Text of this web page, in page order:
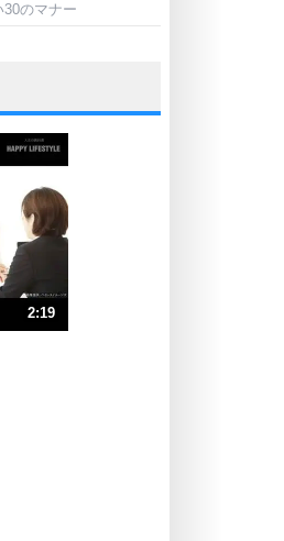
30のマナー
を見ない。
い原因は、行動
の方法
2:19